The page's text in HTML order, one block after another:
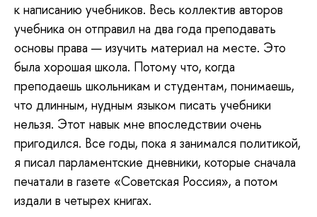
к написанию учебников. Весь коллектив авторов
учебника он отправил на два года преподавать
основы права — изучить материал на месте. Это
была хорошая школа. Потому что, когда
преподаешь школьникам и студентам, понимаешь,
что длинным, нудным языком писать учебники
нельзя. Этот навык мне впоследствии очень
пригодился. Все годы, пока я занимался политикой,
я писал парламентские дневники, которые сначала
печатали в газете «Советская Россия», а потом
издали в четырех книгах.